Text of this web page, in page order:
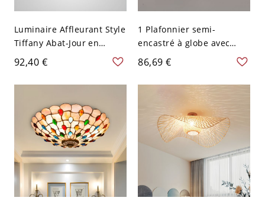
Luminaire Affleurant Style
Tiffany Abat-Jour en
Vitrail Plafonnier Beige en
Forme de Bol - Beige 110
V-120 V 30,48 cm
92,40 €
1 Plafonnier semi-
encastré à globe avec
abat-jour en verre adapté
pour luminaire LED dans
un style tendance, beige,
86,69 €